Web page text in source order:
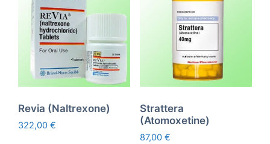
Revia (Naltrexone)
322,00 €
Strattera
(Atomoxetine)
87,00 €